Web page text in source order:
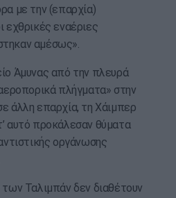
με την (επαρχία)
εχθρικές εναέριες
αμέσως».
Άμυνας από την πλευρά
πλήγματα» στην
άλλη επαρχία, τη Χάιμπερ
αυτό προκάλεσαν θύματα
οργάνωσης
Ταλιμπάν δεν διαθέτουν